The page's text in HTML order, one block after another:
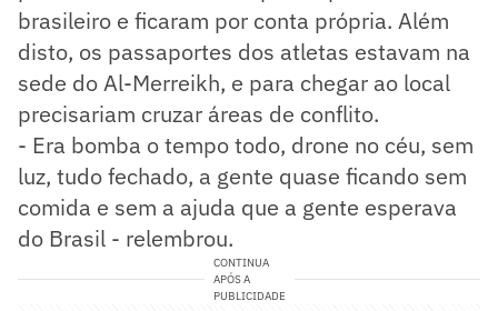
brasileiro e ficaram por conta própria. Além
disto, os passaportes dos atletas estavam na
sede do Al-Merreikh, e para chegar ao local
precisariam cruzar áreas de conflito.
- Era bomba o tempo todo, drone no céu, sem
luz, tudo fechado, a gente quase ficando sem
comida e sem a ajuda que a gente esperava
do Brasil - relembrou.
CONTINUA
APÓS A
PUBLICIDADE